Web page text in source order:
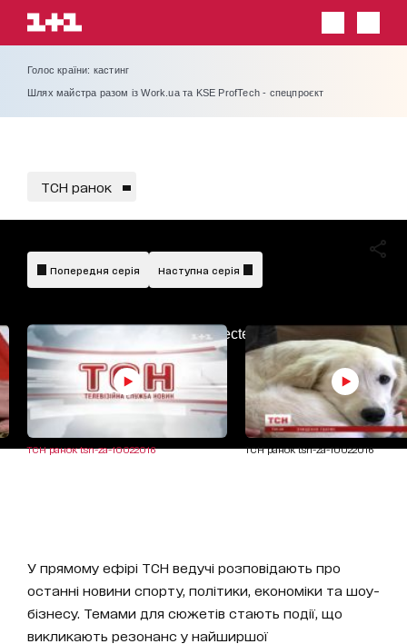
Голос країни: кастинг
Шлях майстра разом із Work.ua та KSE ProfTech - спецпроєкт
ТСН ранок
AdBlockDetected!
Попередня серія Наступна серія
ТСН ранок tsn-za-10022016 ТСН ранок tsn-za-10022016
У прямому ефірі ТСН ведучі розповідають про
останні новини спорту, політики, економіки та шоу-
бізнесу. Темами для сюжетів стають події, що
викликають резонанс у найширшої